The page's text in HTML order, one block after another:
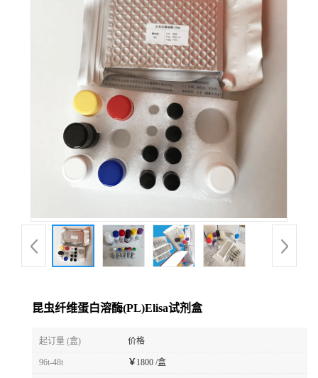
昆虫纤维蛋白溶酶(PL)Elisa试剂盒
起订量 (盒) 价格
96t-48t ￥ 1800 /盒